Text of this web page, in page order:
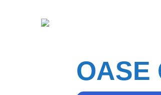
OASE